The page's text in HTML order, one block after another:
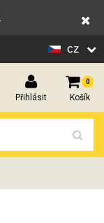
cz
Přihlásit
0
Košík